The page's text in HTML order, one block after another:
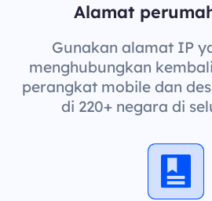
Alamat
Gunakan alamat IP
menghubungkan
perangkat mobile dan
di 220+ negara di